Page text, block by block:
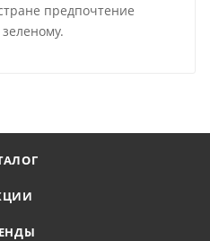
предпочтение